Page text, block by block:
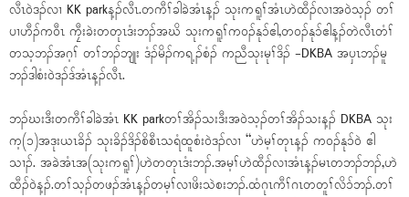
လီၤဝဲဒၣ်လၢ KK parkန့ၣ်လီၤ.တကီၢ်ခါခဲအံၤန့ၣ် သုးကရူၢ်အံၤဟဲထီၣ်လၢအဝဲသ့ၣ် တၢ်
ပၢဟီၣ်ကဝီၤ ကၠီးခဲးတတုၤဒံးဘၣ်အဃိ သုးကရူၢ်ကဝၣ်နုၥ်ဧါ,တဝၣ်နုၥ်ဧါန့ၣ်တဲလီၤတံၢ်
တသ့ဘၣ်အဂ့ၢ် တၢ်ဘၣ်ဘျုး ဒံၣ်မိၣ်ကရ့ၣ်စံၣ် ကညီသုးမုၢ်ဒိၣ် -DKBA အပှၤဘၣ်မူ
ဘၣ်ဒါစံးဝဲဒၣ်ဒ်အံၤန့ၣ်လီၤ.
ဘၣ်ဃးဒီးတကီၢ်ခါခဲအံၤ KK parkတၢ်အိၣ်သးဒီးအဝဲသ့ၣ်တၢ်အိၣ်သးန့ၣ် DKBA သုး
က့(၁)အဒုးယၤခိၣ် သုးခိၣ်ဒိၣ်စိစီၤသရံထူစံးဝဲဒၣ်လၢ “ဟဲမ့ၢ်တုၤန့ၣ် ကဝၣ်နုၥ်ဝဲ ဧါ
သၢၣ်. အခဲအံၤအ(သုးကရူၢ်)ဟဲတတုၤဒံးဘၣ်.အမ့ၢ်ဟဲထီၣ်လၢအံၤန့ၣ်မၤတဘၣ်ဘၣ်,ဟဲ
ထီၣ်ဝဲန့ၣ်.တၢ်သ့ၣ်တဖၣ်အံၤန့ၣ်တမ့ၢ်လၢဖိးသဲစးဘၣ်.ထံဂုၤကီၢ်ဂၤတတူၢ်လိၥ်ဘၣ်.တၢ်